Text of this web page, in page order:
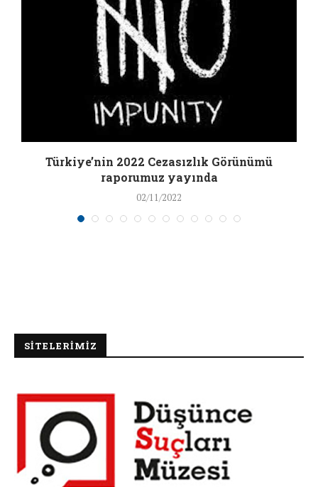
Türkiye’nin 2022 Cezasızlık Görünümü
raporumuz yayında
02/11/2022
SİTELERİMİZ